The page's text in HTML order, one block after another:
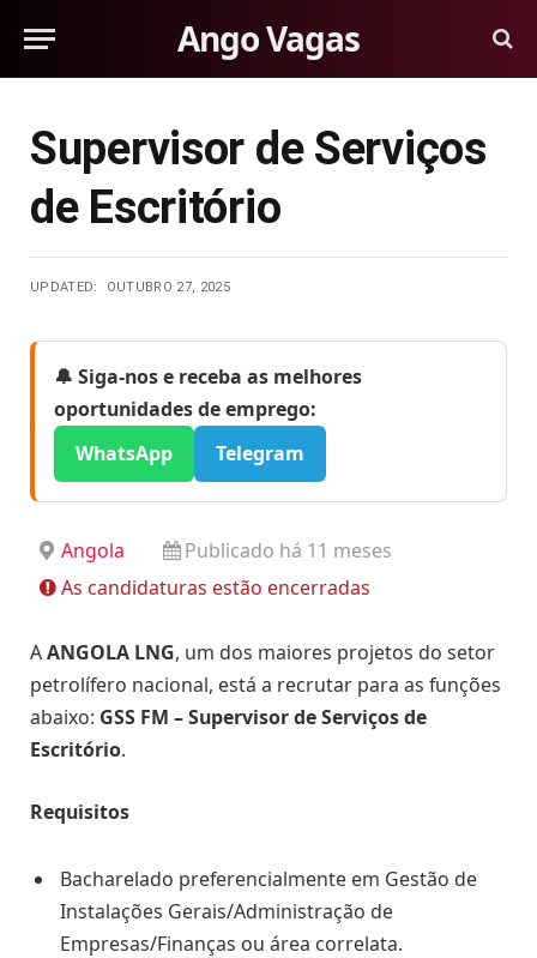
Ango Vagas
Supervisor de Serviços
de Escritório
UPDATED: OUTUBRO 27, 2025
🔔 Siga-nos e receba as melhores
oportunidades de emprego:
WhatsApp
Telegram
Angola
Publicado há 11 meses
As candidaturas estão encerradas
AANGOLA LNG, um dos maiores projetos do setor
petrolífero nacional, está a recrutar para as funções
abaixo: GSS FM – Supervisor de Serviços de
Escritório.
Requisitos
Bacharelado preferencialmente em Gestão de
Instalações Gerais/Administração de
Empresas/Finanças ou área correlata.